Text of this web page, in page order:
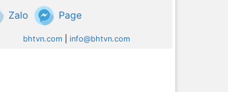
Zalo Page
bhtvn.com info@bhtvn.com